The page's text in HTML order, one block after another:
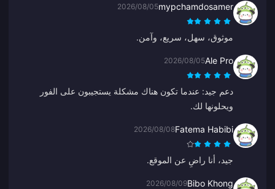
mypchamdosamer
2026/08/05
موثوق، سهل، سريع، وآمن.
Ale Pro
2026/08/05
دعم جيد: عندما تكون هناك مشكلة يستجيبون على الفور
ويحلونها لك.
Fatema Habibi
2026/08/08
جيد، أنا راضٍ عن الموقع.
Bibo Khong
2026/08/09